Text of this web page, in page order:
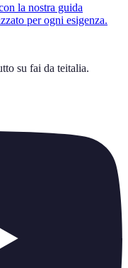
la nostra guida
per ogni esigenza.
su fai da teitalia.